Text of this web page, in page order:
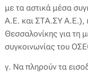
με τα αστικά μέσα
Α.Ε. και ΣΤΑ.ΣΥ Α.Ε.),
Θεσσαλονίκης για τη
συγκοινωνίας του
γ. Να πληρούν τα